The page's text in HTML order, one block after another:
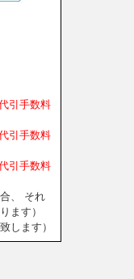
許可・承諾なく、無断
よって第三者に損害を
します。
にご一報いただき、下
ールを送信した時点で
管理している場合も
信するまでは実契約
荷予定メールを送信
面に「お取り寄せ商
しては、受注発注商
また、欠品商品はい
ャンセル処理をした
の場合、規定の送料
引手数料
引手数料
引手数料
、 それ
ます）
します）